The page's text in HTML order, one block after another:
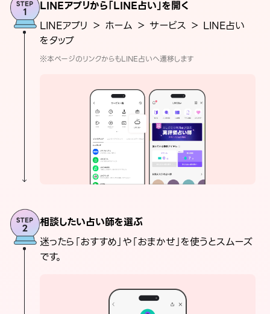
LINEアプリから「LINE占い」を開く
LINEアプリ ＞ ホーム ＞ サービス ＞ LINE占い
をタップ
※本ページのリンクからもLINE占いへ遷移します
相談したい占い師を選ぶ
迷ったら「おすすめ」や「おまかせ」を使うとスムーズ
です。